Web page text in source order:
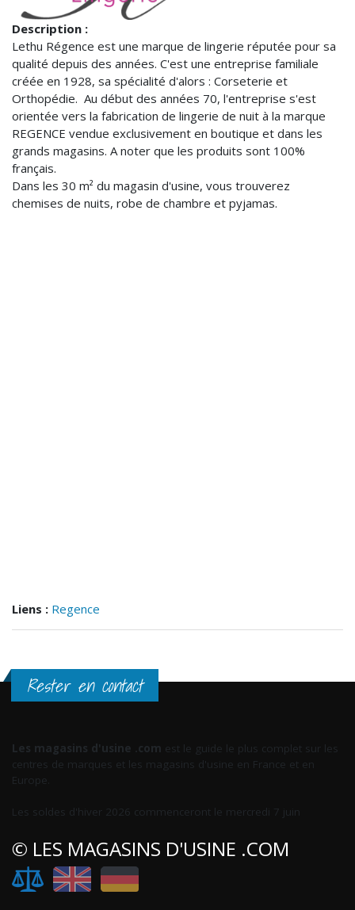
Description :
Lethu Régence est une marque de lingerie réputée pour sa
qualité depuis des années. C'est une entreprise familiale
créée en 1928, sa spécialité d'alors : Corseterie et
Orthopédie. Au début des années 70, l'entreprise s'est
orientée vers la fabrication de lingerie de nuit à la marque
REGENCE vendue exclusivement en boutique et dans les
grands magasins. A noter que les produits sont 100%
français.
Dans les 30 m² du magasin d'usine, vous trouverez
chemises de nuits, robe de chambre et pyjamas.
Liens : Regence
Rester en contact
Les magasins d'usine .com est le guide le plus complet sur les
centres de marques et les magasins d'usine en France et en
Europe.
Les soldes d'hiver 2026 commenceront le mercredi 7 juin
© LES MAGASINS D'USINE .COM